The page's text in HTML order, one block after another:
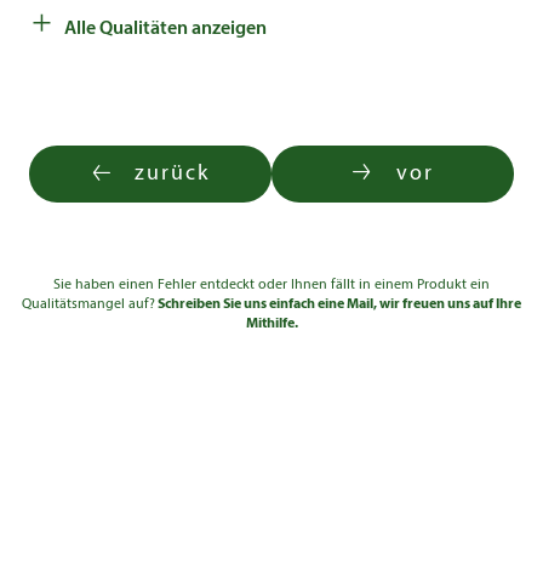
Solitär 3xv mB
+ Alle Qualitäten anzeigen
zurück vor
Sie haben einen Fehler entdeckt oder Ihnen fällt in einem Produkt ein
Qualitätsmangel auf?Schreiben Sie uns einfach eine Mail, wir freuen uns auf Ihre
Mithilfe.